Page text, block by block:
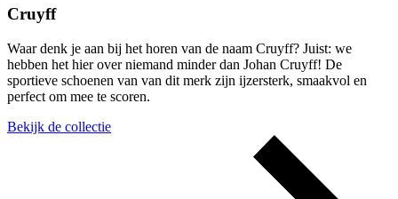
Cruyff
Waar denk je aan bij het horen van de naam Cruyff? Juist: we
hebben het hier over niemand minder dan Johan Cruyff! De
sportieve schoenen van van dit merk zijn ijzersterk, smaakvol en
perfect om mee te scoren.
Bekijk de collectie